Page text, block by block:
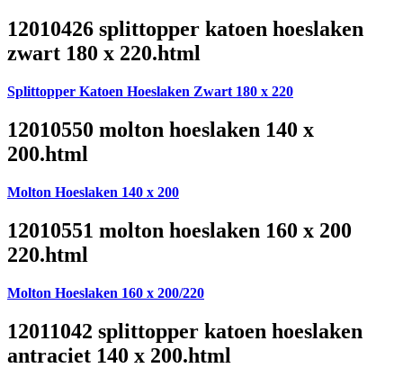
12010426 splittopper katoen hoeslaken
zwart 180 x 220.html
Splittopper Katoen Hoeslaken Zwart 180 x 220
12010550 molton hoeslaken 140 x
200.html
Molton Hoeslaken 140 x 200
12010551 molton hoeslaken 160 x 200
220.html
Molton Hoeslaken 160 x 200/220
12011042 splittopper katoen hoeslaken
antraciet 140 x 200.html